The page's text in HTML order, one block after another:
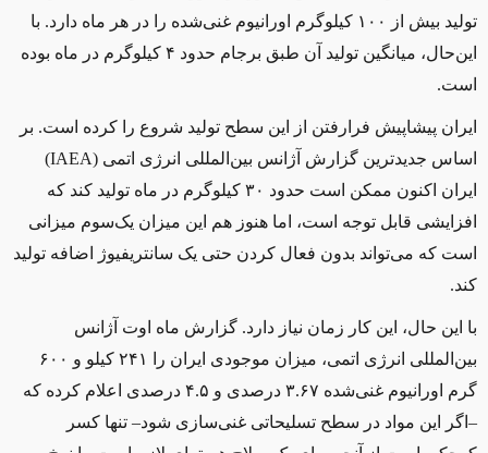
تولید بیش از ۱۰۰ کیلوگرم اورانیوم غنی‌شده را در هر ماه دارد. با
این‌حال، میانگین تولید آن طبق برجام حدود ۴ کیلوگرم در ماه بوده
است.
ایران پیشاپیش فرارفتن از این سطح تولید شروع را کرده است. بر
اساس جدیدترین گزارش آژانس بین‌المللی انرژی اتمی (IAEA)
ایران اکنون ممکن است حدود ۳۰ کیلوگرم در ماه تولید کند که
افزایشی قابل توجه است، اما هنوز هم این میزان یک‌سوم میزانی
است که می‌تواند بدون فعال کردن حتی یک سانتریفیوژ اضافه تولید
کند.
با این حال، این کار زمان نیاز دارد. گزارش ماه اوت آژانس
بین‌المللی انرژی اتمی، میزان موجودی ایران را ۲۴۱ کیلو و ۶۰۰
گرم اورانیوم غنی‌شده ۳.۶۷ درصدی و ۴.۵ درصدی اعلام کرده که
–اگر این مواد در سطح تسلیحاتی غنی‌سازی شود– تنها کسر